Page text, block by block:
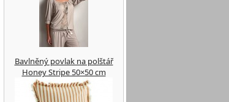
Bavlněný povlak na polštář
Honey Stripe 50×50 cm